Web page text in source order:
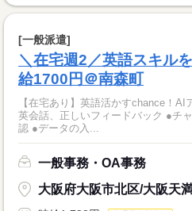
[一般派遣]
＼在宅週2／英語スキル
給1700円＠南森町
【在宅あり】英語活かすchance！AIアプ
英会話、正しいフィードバック ●チ
認 ●データの入...
一般事務・OA事務
大阪府大阪市北区/大阪天